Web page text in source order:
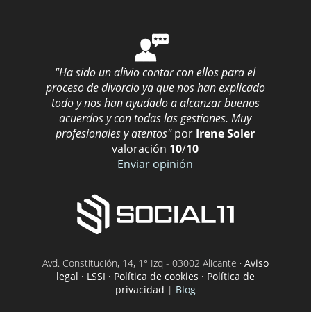
"Ha sido un alivio contar con ellos para el
proceso de divorcio ya que nos han explicado
todo y nos han ayudado a alcanzar buenos
acuerdos y con todas las gestiones. Muy
profesionales y atentos" por Irene Soler
valoración 10/10
Enviar opinión
Avd. Constitución, 14, 1° Izq - 03002 Alicante · Aviso
legal · LSSI · Política de cookies · Política de
privacidad | Blog